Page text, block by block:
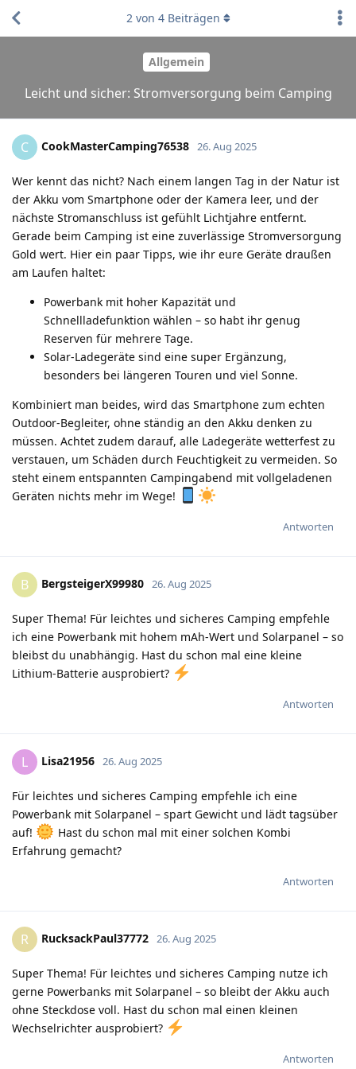
Allgemein
Leicht und sicher: Stromversorgung beim Camping
2von 4Beiträgen
C CookMasterCamping76538 26. Aug 2025
Wer kennt das nicht? Nach einem langen Tag in der Natur ist
der Akku vom Smartphone oder der Kamera leer, und der
nächste Stromanschluss ist gefühlt Lichtjahre entfernt.
Gerade beim Camping ist eine zuverlässige Stromversorgung
Gold wert. Hier ein paar Tipps, wie ihr eure Geräte draußen
am Laufen haltet:
Powerbank mit hoher Kapazität und
Schnellladefunktion wählen – so habt ihr genug
Reserven für mehrere Tage.
Solar-Ladegeräte sind eine super Ergänzung,
besonders bei längeren Touren und viel Sonne.
Kombiniert man beides, wird das Smartphone zum echten
Outdoor-Begleiter, ohne ständig an den Akku denken zu
müssen. Achtet zudem darauf, alle Ladegeräte wetterfest zu
verstauen, um Schäden durch Feuchtigkeit zu vermeiden. So
steht einem entspannten Campingabend mit vollgeladenen
Geräten nichts mehr im Wege!
Antworten
B BergsteigerX99980 26. Aug 2025
Super Thema! Für leichtes und sicheres Camping empfehle
ich eine Powerbank mit hohem mAh-Wert und Solarpanel – so
bleibst du unabhängig. Hast du schon mal eine kleine
Lithium-Batterie ausprobiert?
Antworten
L Lisa21956 26. Aug 2025
Für leichtes und sicheres Camping empfehle ich eine
Powerbank mit Solarpanel – spart Gewicht und lädt tagsüber
auf!
Hast du schon mal mit einer solchen Kombi
Erfahrung gemacht?
Antworten
R RucksackPaul37772 26. Aug 2025
Super Thema! Für leichtes und sicheres Camping nutze ich
gerne Powerbanks mit Solarpanel – so bleibt der Akku auch
ohne Steckdose voll. Hast du schon mal einen kleinen
Wechselrichter ausprobiert?
Antworten